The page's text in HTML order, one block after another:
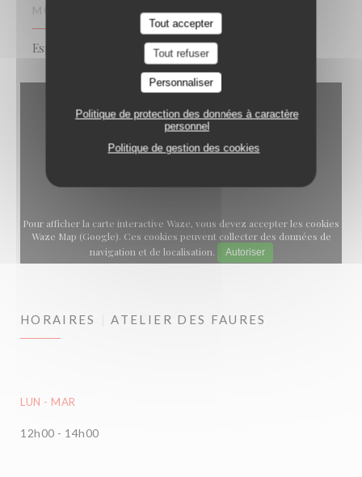
Tout accepter
Tout refuser
Personnaliser
Politique de protection des données à caractère
personnel
Politique de gestion des cookies
MOYENS DE PAIEMENT
Espèces, Carte Bleue
Pour afficher la carte interactive Waze, vous devez accepter les cookies
Waze Map (Google). Ces cookies peuvent collecter des données de
navigation et de localisation.
Autoriser
HORAIRES ATELIER DES FAURES
LUN - MAR
12h00 - 14h00